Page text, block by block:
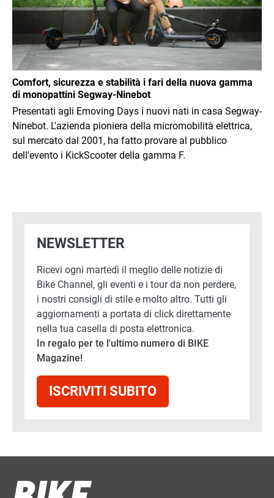
Comfort, sicurezza e stabilità i fari della nuova gamma
di monopattini Segway-Ninebot
Presentati agli Emoving Days i nuovi nati in casa Segway-
Ninebot. L'azienda pioniera della micromobilità elettrica,
sul mercato dal 2001, ha fatto provare al pubblico
dell'evento i KickScooter della gamma F.
NEWSLETTER
Ricevi ogni martedì il meglio delle notizie di
Bike Channel, gli eventi e i tour da non perdere,
i nostri consigli di stile e molto altro. Tutti gli
aggiornamenti a portata di click direttamente
nella tua casella di posta elettronica.
In regalo per te l'ultimo numero di BIKE
Magazine!
ISCRIVITI SUBITO